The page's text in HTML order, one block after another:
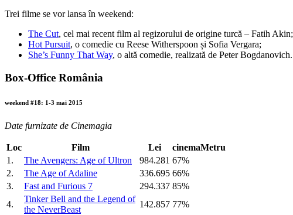
Trei filme se vor lansa în weekend:
The Cut, cel mai recent film al regizorului de origine turcă – Fatih Akin;
Hot Pursuit, o comedie cu Reese Witherspoon și Sofia Vergara;
She’s Funny That Way, o altă comedie, realizată de Peter Bogdanovich.
Box-Office România
weekend #18: 1-3 mai 2015
Date furnizate de Cinemagia
Loc Film Lei
cinemaMetru
1.
The Avengers: Age of Ultron 984.281 67%
2.
The Age of Adaline 336.695 66%
3.
Fast and Furious 7 294.337 85%
4.
Tinker Bell and the Legend of
the NeverBeast
142.857 77%